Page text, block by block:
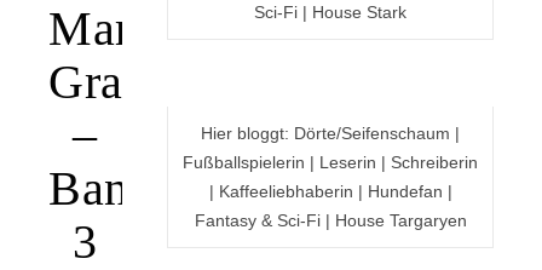
Marry
Grave
–
Band
3
Sci-Fi | House Stark
Hier bloggt: Dörte/Seifenschaum |
Fußballspielerin | Leserin | Schreiberin
| Kaffeeliebhaberin | Hundefan |
Fantasy & Sci-Fi | House Targaryen